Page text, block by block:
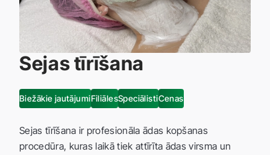
Sejas tīrīšana
Biežākie jautājumiFiliālesSpeciālistiCenas
Sejas tīrīšana ir profesionāla ādas kopšanas
procedūra, kuras laikā tiek attīrīta ādas virsma un